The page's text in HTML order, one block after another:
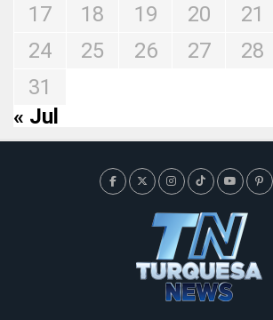
17
18 19 20 21
24
25 26 27 28
31
« Jul